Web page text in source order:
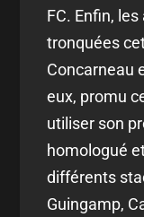
FC. Enfin,
tronquées
Concarneau
eux, promu
utiliser son
homologué
différents
Guingamp,